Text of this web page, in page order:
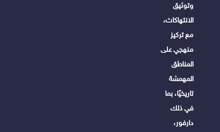
وتوثيق
الانتهاكات،
مع تركيز
منهجي على
المناطق
المهمشة
تاريخيًا، بما
في ذلك
دارفور،